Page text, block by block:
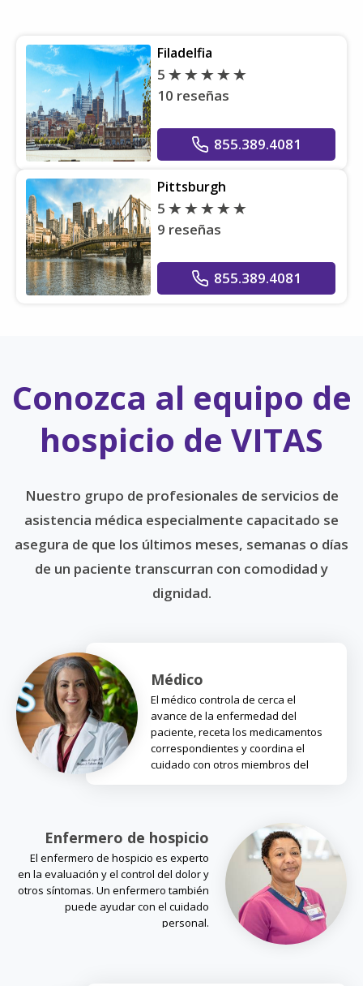
Filadelfia
5
10 reseñas
855.389.4081
Pittsburgh
5
9 reseñas
855.389.4081
Conozca al equipo de
hospicio de VITAS
Nuestro grupo de profesionales de servicios de
asistencia médica especialmente capacitado se
asegura de que los últimos meses, semanas o días
de un paciente transcurran con comodidad y
dignidad.
Médico
El médico controla de cerca el
avance de la enfermedad del
paciente, receta los medicamentos
correspondientes y coordina el
cuidado con otros miembros del
Enfermero de hospicio
El enfermero de hospicio es experto
en la evaluación y el control del dolor y
otros síntomas. Un enfermero también
puede ayudar con el cuidado
personal.